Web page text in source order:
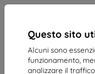
Questo sito
Alcuni sono
funzionamento,
analizzare il
Shield-Sk s.r.o.
Via Rudolfa Mocka 3750/
841 04 Bratislava